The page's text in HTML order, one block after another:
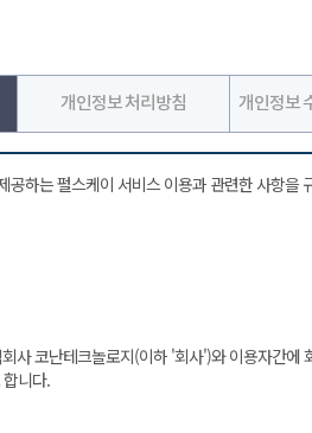
개인정보 처리방침 개인정보
공하는 펄스케이 서비스 이용과 관련한 사항을
사 코난테크놀로지(이하 '회사')와 이용자간
니다.